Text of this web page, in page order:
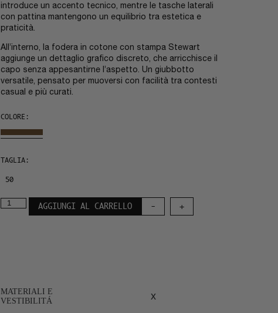
introduce un accento tecnico, mentre le tasche laterali
con pattina mantengono un equilibrio tra estetica e
praticità.
All’interno, la fodera in cotone con stampa Stewart
aggiunge un dettaglio grafico discreto, che arricchisce il
capo senza appesantirne l’aspetto. Un giubbotto
versatile, pensato per muoversi con facilità tra contesti
casual e più curati.
COLORE:
TAGLIA:
50
- +
AGGIUNGI AL CARRELLO
MATERIALI E
VESTIBILITÁ
x